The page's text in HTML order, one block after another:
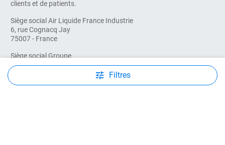
Filtres
clients et de patients.
Siège social Air Liquide France Industrie
6, rue Cognacq Jay
75007 - France
Siège social Groupe
AIR LIQUIDE
75321 - Paris cedex 07 - France